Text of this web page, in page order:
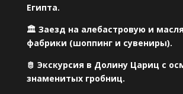
Египта.
🏛 Заезд на алебастровую и
фабрики (шоппинг и сувениры).
🫅 Экскурсия в Долину Цариц с
знаменитых гробниц.